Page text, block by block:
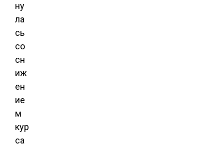
ну
ла
сь
со
сн
иж
ен
ие
м
кур
са